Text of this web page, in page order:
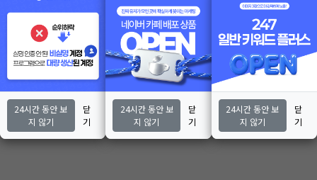
24시간 동안 보
지 않기
닫
기
24시간 동안 보
지 않기
닫
기
24시간 동안 보
지 않기
닫
기